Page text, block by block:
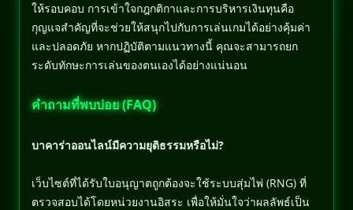
ให้รอบคอบ การเข้าใจกฎกติกาและการบริหารเงินทุนคือ
กุญแจสำคัญที่จะช่วยให้สนุกไปกับการเล่นเกมได้อย่างคุ้มค่า
และปลอดภัย หากปฏิบัติตามแนวทางนี้ คุณจะสามารถยก
ระดับทักษะการเล่นของตนเองได้อย่างแน่นอน
คำถามที่พบบ่อย (FAQ)
บาคาร่าออนไลน์มีความยุติธรรมหรือไม่?
เว็บไซต์ที่ได้รับใบอนุญาตถูกต้องจะใช้ระบบสุ่มไพ่ (RNG) ที่
ตรวจสอบได้โดยหน่วยงานอิสระ เพื่อให้มั่นใจว่าผลลัพธ์เป็น